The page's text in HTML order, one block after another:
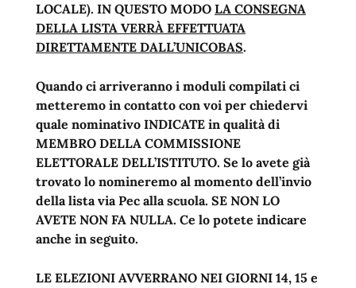
LOCALE). IN QUESTO MODO LA CONSEGNA
DELLA LISTA VERRÀ EFFETTUATA
DIRETTAMENTE DALL’UNICOBAS.
Quando ci arriveranno i moduli compilati ci
metteremo in contatto con voi per chiedervi
quale nominativo INDICATE in qualità di
MEMBRO DELLA COMMISSIONE
ELETTORALE DELL’ISTITUTO. Se lo avete già
trovato lo nomineremo al momento dell’invio
della lista via Pec alla scuola. SE NON LO
AVETE NON FA NULLA. Ce lo potete indicare
anche in seguito.
LE ELEZIONI AVVERRANO NEI GIORNI 14, 15 e